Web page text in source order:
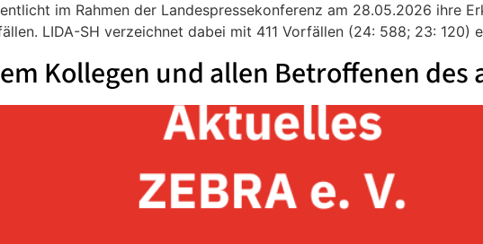
im Rahmen der Landespressekonferenz am 28.05.2026 ihre
LIDA-SH verzeichnet dabei mit 411 Vorfällen (24: 588; 23: 120)
Kollegen und allen Betroffenen